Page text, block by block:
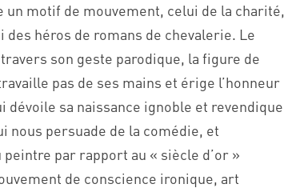
un motif de mouvement, celui de la charité,
héros de romans de chevalerie. Le
son geste parodique, la figure de
pas de ses mains et érige l’honneur
sa naissance ignoble et revendique
nous persuade de la comédie, et
par rapport au « siècle d’or »
de conscience ironique, art